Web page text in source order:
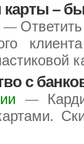
карты –
—
с
—